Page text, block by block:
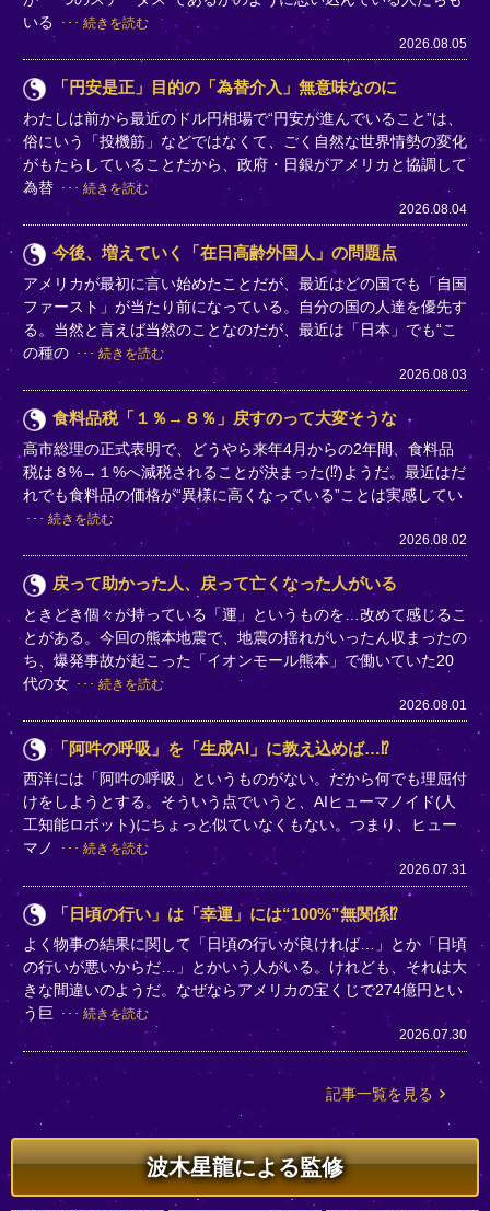
いる
続きを読む
2026.08.05
「円安是正」目的の「為替介入」無意味なのに
わたしは前から最近のドル円相場で“円安が進んでいること”は、
俗にいう「投機筋」などではなくて、ごく自然な世界情勢の変化
がもたらしていることだから、政府・日銀がアメリカと協調して
為替
続きを読む
2026.08.04
今後、増えていく「在日高齢外国人」の問題点
アメリカが最初に言い始めたことだが、最近はどの国でも「自国
ファースト」が当たり前になっている。自分の国の人達を優先す
る。当然と言えば当然のことなのだが、最近は「日本」でも“こ
の種の
続きを読む
2026.08.03
食料品税「１％→８％」戻すのって大変そうな
高市総理の正式表明で、どうやら来年4月からの2年間、食料品
税は８%→１%へ減税されることが決まった(⁉)ようだ。最近はだ
れでも食料品の価格が“異様に高くなっている”ことは実感してい
続きを読む
2026.08.02
戻って助かった人、戻って亡くなった人がいる
ときどき個々が持っている「運」というものを…改めて感じるこ
とがある。今回の熊本地震で、地震の揺れがいったん収まったの
ち、爆発事故が起こった「イオンモール熊本」で働いていた20
代の女
続きを読む
2026.08.01
「阿吽の呼吸」を「生成AI」に教え込めば…⁉
西洋には「阿吽の呼吸」というものがない。だから何でも理屈付
けをしようとする。そういう点でいうと、AIヒューマノイド(人
工知能ロボット)にちょっと似ていなくもない。つまり、ヒュー
マノ
続きを読む
2026.07.31
「日頃の行い」は「幸運」には“100%”無関係⁉
よく物事の結果に関して「日頃の行いが良ければ…」とか「日頃
の行いが悪いからだ…」とかいう人がいる。けれども、それは大
きな間違いのようだ。なぜならアメリカの宝くじで274億円とい
う巨
続きを読む
2026.07.30
記事一覧を見る
波木星龍による監修